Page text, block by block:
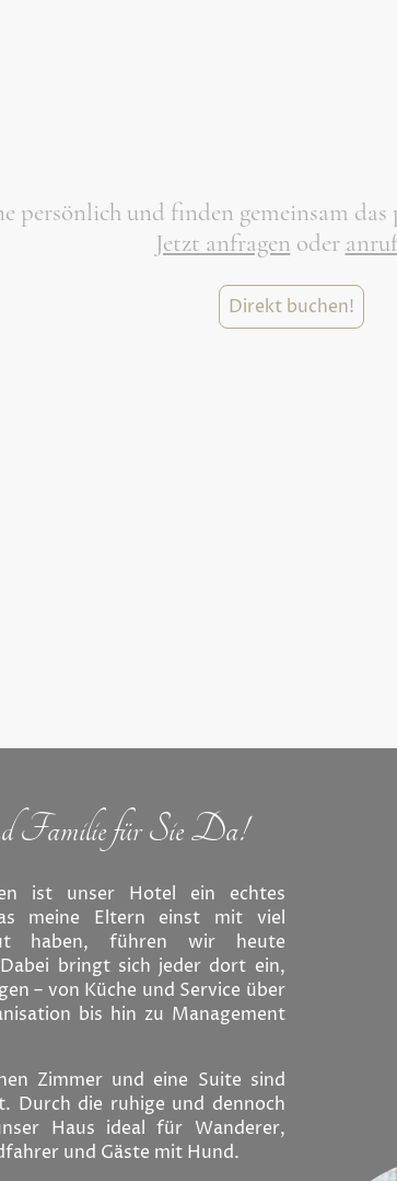
persönlich und finden gemeinsam
Jetzt anfragen oder
Direkt buchen!
für Sie Da!
ist unser Hotel ein echtes
meine Eltern einst mit viel
haben, führen wir heute
bringt sich jeder dort ein,
– von Küche und Service über
bis hin zu Management
Zimmer und eine Suite sind
Durch die ruhige und dennoch
Haus ideal für Wanderer,
und Gäste mit Hund.